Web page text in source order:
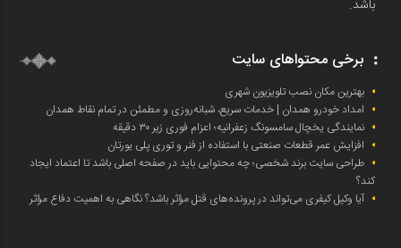
باشد.
برخی محتواهای سایت
بهترین مکان نصب تلویزیون شهری
امداد خودرو همدان | خدمات سریع، شبانه‌روزی و مطمئن در تمام نقاط همدان
نمایندگی یخچال سامسونگ زعفرانیه؛ اعزام فوری زیر ۳۰ دقیقه
افزایش عمر قطعات صنعتی با استفاده از فنر و توری پلی یورتان
طراحی سایت برند شخصی؛ چه محتوایی باید در صفحه اصلی باشد تا اعتماد ایجاد
کند؟
آیا وکیل کیفری می‌تواند در پرونده‌های قتل مؤثر باشد؟ نگاهی به اهمیت دفاع مؤثر